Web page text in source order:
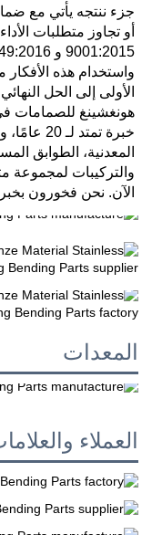
الآن. نحن فخورون
المعدات
العملاء